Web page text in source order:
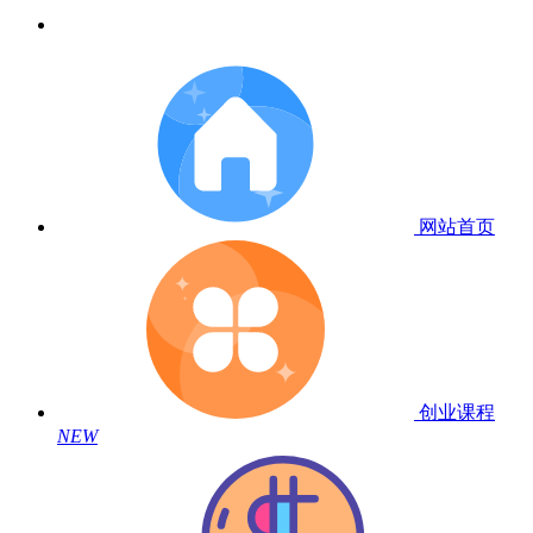
网站首页
创业课程
NEW